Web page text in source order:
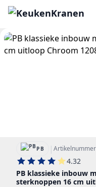
PB |
4.32
PB klassieke inbouw
sterknoppen 16 cm